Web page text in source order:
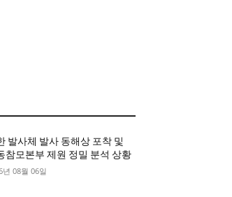
발사체 발사 동해상 포착 및
참모본부 제원 정밀 분석 상황
년 08월 06일